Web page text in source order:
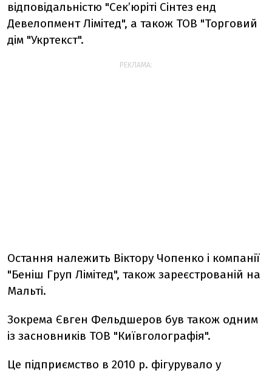
відповідальністю "Сек’юріті Сінтез енд
Девелопмент Лімітед", а також ТОВ "Торговий
дім "Укртекст".
РЕКЛАМА:
Остання належить Віктору Чопенко і компанії
"Беніш Груп Лімітед", також зареєстрованій на
Мальті.
Зокрема Євген Фельдшеров був також одним
із засновників ТОВ "Київголографія".
Це підприємство в 2010 р. фігурувало у